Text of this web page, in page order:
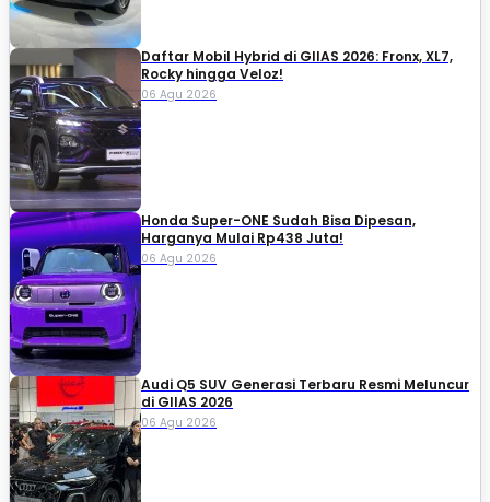
Daftar Mobil Hybrid di GIIAS 2026: Fronx, XL7,
Rocky hingga Veloz!
06 Agu 2026
Honda Super-ONE Sudah Bisa Dipesan,
Harganya Mulai Rp438 Juta!
06 Agu 2026
Audi Q5 SUV Generasi Terbaru Resmi Meluncur
di GIIAS 2026
06 Agu 2026